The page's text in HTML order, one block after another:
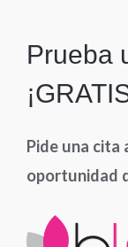
Prueba
Pide una cita
oportunidad